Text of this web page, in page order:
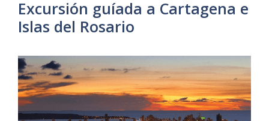
Excursión guíada a Cartagena e
Islas del Rosario